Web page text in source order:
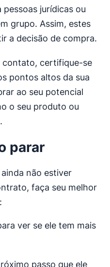
jurídicas ou
grupo. Assim, estes
a decisão de compra.
contato, certifique-se
pontos altos da sua
ao seu potencial
o seu produto ou
parar
não estiver
faça seu melhor
ver se ele tem mais
passo que ele